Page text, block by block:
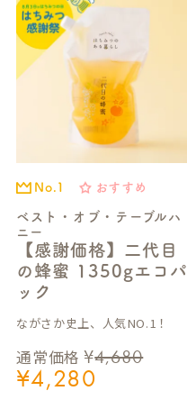
ベスト・オブ・テーブルハ
ニー
【感謝価格】二代目
の蜂蜜 1350gエコパ
ック
No.1 おすすめ
通常価格 ¥4,680
¥4,280
ながさか史上、人気NO.1！